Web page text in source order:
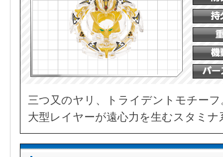
三つ又のヤリ、トライデントモチー
大型レイヤーが遠心力を生むスタミナ